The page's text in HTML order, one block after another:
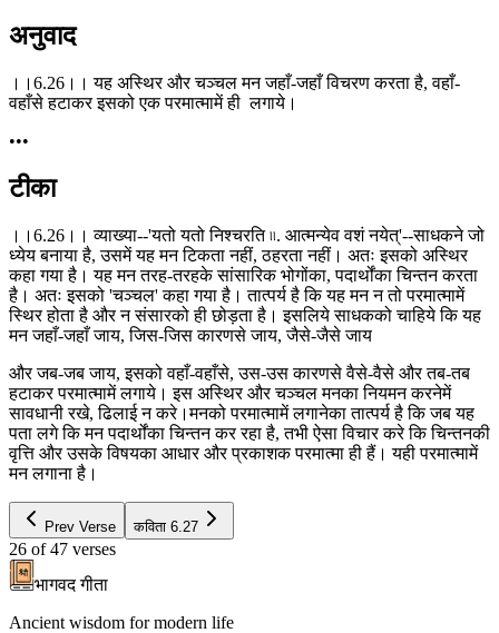
अनुवाद
।।6.26।। यह अस्थिर और चञ्चल मन जहाँ-जहाँ विचरण करता है, वहाँ-
वहाँसे हटाकर इसको एक परमात्मामें ही लगाये।
•••
टीका
।।6.26।। व्याख्या--'यतो यतो निश्चरति ৷৷. आत्मन्येव वशं नयेत्'--साधकने जो
ध्येय बनाया है, उसमें यह मन टिकता नहीं, ठहरता नहीं। अतः इसको अस्थिर
कहा गया है। यह मन तरह-तरहके सांसारिक भोगोंका, पदार्थोंका चिन्तन करता
है। अतः इसको 'चञ्चल' कहा गया है। तात्पर्य है कि यह मन न तो परमात्मामें
स्थिर होता है और न संसारको ही छोड़ता है। इसलिये साधकको चाहिये कि यह
मन जहाँ-जहाँ जाय, जिस-जिस कारणसे जाय, जैसे-जैसे जाय
और जब-जब जाय, इसको वहाँ-वहाँसे, उस-उस कारणसे वैसे-वैसे और तब-तब
हटाकर परमात्मामें लगाये। इस अस्थिर और चञ्चल मनका नियमन करनेमें
सावधानी रखे, ढिलाई न करे।मनको परमात्मामें लगानेका तात्पर्य है कि जब यह
पता लगे कि मन पदार्थोंका चिन्तन कर रहा है, तभी ऐसा विचार करे कि चिन्तनकी
वृत्ति और उसके विषयका आधार और प्रकाशक परमात्मा ही हैं। यही परमात्मामें
मन लगाना है।
Prev Verse कविता 6.27
26 of 47 verses
भागवद गीता
Ancient wisdom for modern life